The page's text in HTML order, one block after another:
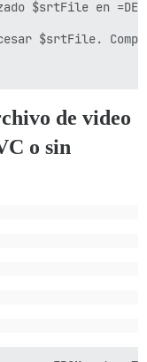
$srtFile en
$srtFile.
de video
o sin